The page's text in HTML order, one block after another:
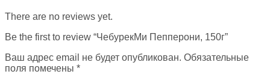
There are no reviews yet.
Be the first to review “ЧебурекМи Пепперони, 150г”
Ваш адрес email не будет опубликован. Обязательные
поля помечены *